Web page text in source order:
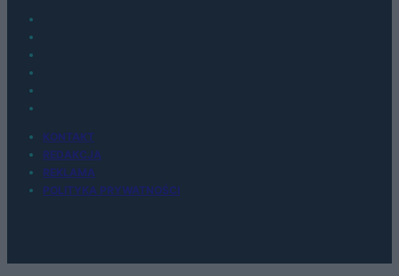
KONTAKT
REDAKCJA
REKLAMA
POLITYKA PRYWATNOŚCI